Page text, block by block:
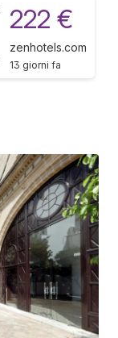
222 €
zenhotels.com
13 giorni fa